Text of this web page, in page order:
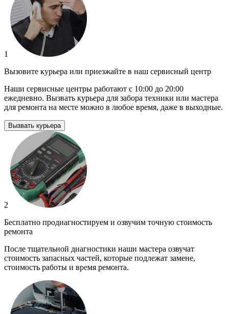
1
Вызовите курьера или приезжайте в наш сервисный центр
Наши сервисные центры работают с 10:00 до 20:00
ежедневно. Вызвать курьера для забора техники или мастера
для ремонта на месте можно в любое время, даже в выходные.
Вызвать курьера
2
Бесплатно продиагностируем и озвучим точную стоимость
ремонта
После тщательной диагностики наши мастера озвучат
стоимость запасных частей, которые подлежат замене,
стоимость работы и время ремонта.